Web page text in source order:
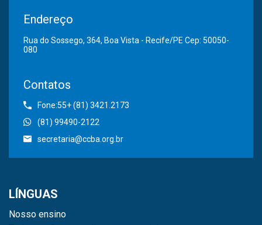
Endereço
Rua do Sossego, 364, Boa Vista - Recife/PE Cep: 50050-
080
Contatos
Fone:55+ (81) 3421.2173
(81) 99490-2122
secretaria@ccba.org.br
LÍNGUAS
Nosso ensino